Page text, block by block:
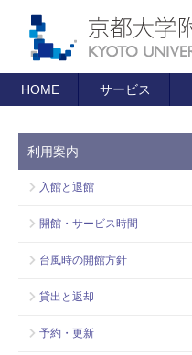
HOME サービス
利用案内
入館と退館
開館・サービス時間
台風時の開館方針
貸出と返却
予約・更新